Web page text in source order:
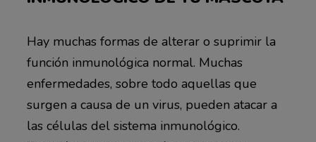
Hay muchas formas de alterar o suprimir la
función inmunológica normal. Muchas
enfermedades, sobre todo aquellas que
surgen a causa de un virus, pueden atacar a
las células del sistema inmunológico.